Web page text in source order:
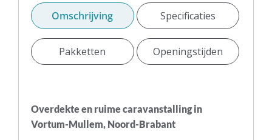
Omschrijving Specificaties
Pakketten Openingstijden
Overdekte en ruime caravanstalling in
Vortum-Mullem, Noord-Brabant